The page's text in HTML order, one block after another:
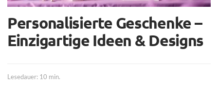
Personalisierte Geschenke –
Einzigartige Ideen & Designs
Lesedauer: 10 min.